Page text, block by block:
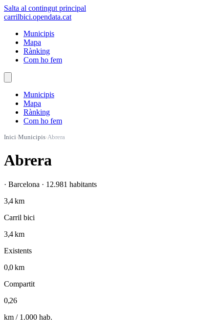
Salta al contingut principal
carrilbici.opendata.cat
Municipis
Mapa
Rànking
Com ho fem
Municipis
Mapa
Rànking
Com ho fem
Inici›Municipis›Abrera
Abrera
· Barcelona · 12.981 habitants
3,4 km
Carril bici
3,4 km
Existents
0,0 km
Compartit
0,26
km / 1.000 hab.